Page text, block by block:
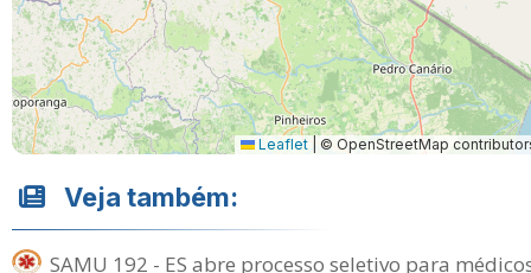
Leaflet © OpenStreetMap
Veja também:
SAMU 192 - ES abre processo seletivo para